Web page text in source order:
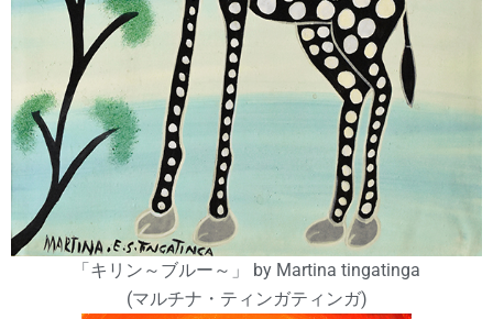
「キリン～ブルー～」 by Martina tingatinga
(マルチナ・ティンガティンガ)